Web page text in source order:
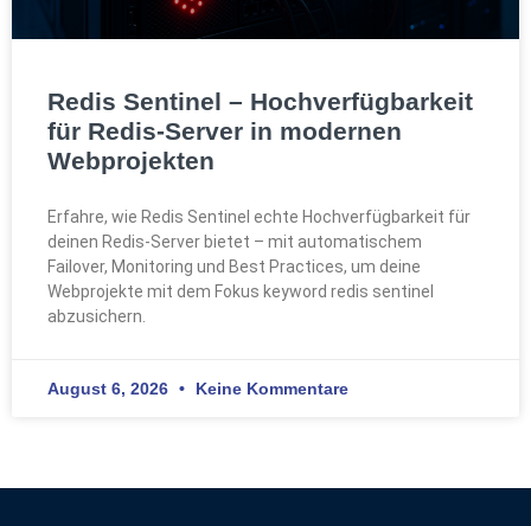
Redis Sentinel – Hochverfügbarkeit
für Redis-Server in modernen
Webprojekten
Erfahre, wie Redis Sentinel echte Hochverfügbarkeit für
deinen Redis-Server bietet – mit automatischem
Failover, Monitoring und Best Practices, um deine
Webprojekte mit dem Fokus keyword redis sentinel
abzusichern.
August 6, 2026 Keine Kommentare